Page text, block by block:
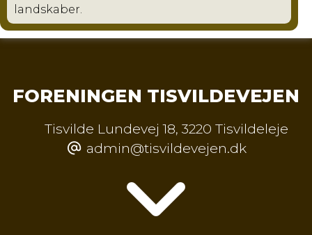
landskaber.
FORENINGEN TISVILDEVEJEN
Tisvilde Lundevej 18, 3220 Tisvildeleje
admin@tisvildevejen.dk